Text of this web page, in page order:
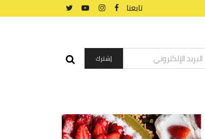
تابعنا